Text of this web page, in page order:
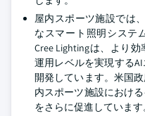
屋内スポーツ施設では
なスマート照明システ
Cree Lightingは、より
運用レベルを実現する
開発しています。米国
内スポーツ施設におけ
をさらに促進しています